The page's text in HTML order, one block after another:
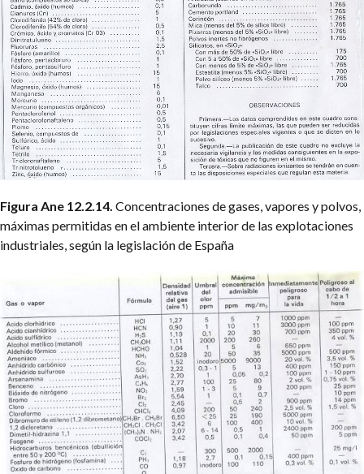
Figura Ane 12.2.14. Concentraciones de gases, vapores y polvos,
máximas permitidas en el ambiente interior de las explotaciones
industriales, según la legislación de España